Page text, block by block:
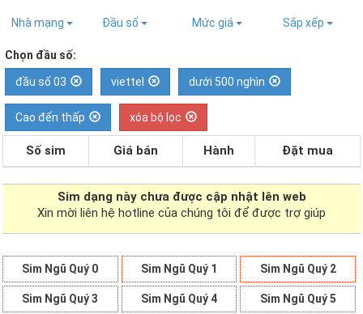
Nhà mạng Đầu số Mức giá Sắp xếp
Chọn đầu số:
đầu số 03 viettel dưới 500 nghìn
Cao đến thấp xóa bộ lọc
Số sim Giá bán Hành Đặt mua
Sim dạng này chưa được cập nhật lên web
Xin mời liên hệ hotline của chúng tôi để được trợ giúp
Sim Ngũ Quý 0 Sim Ngũ Quý 1 Sim Ngũ Quý 2
Sim Ngũ Quý 3 Sim Ngũ Quý 4 Sim Ngũ Quý 5